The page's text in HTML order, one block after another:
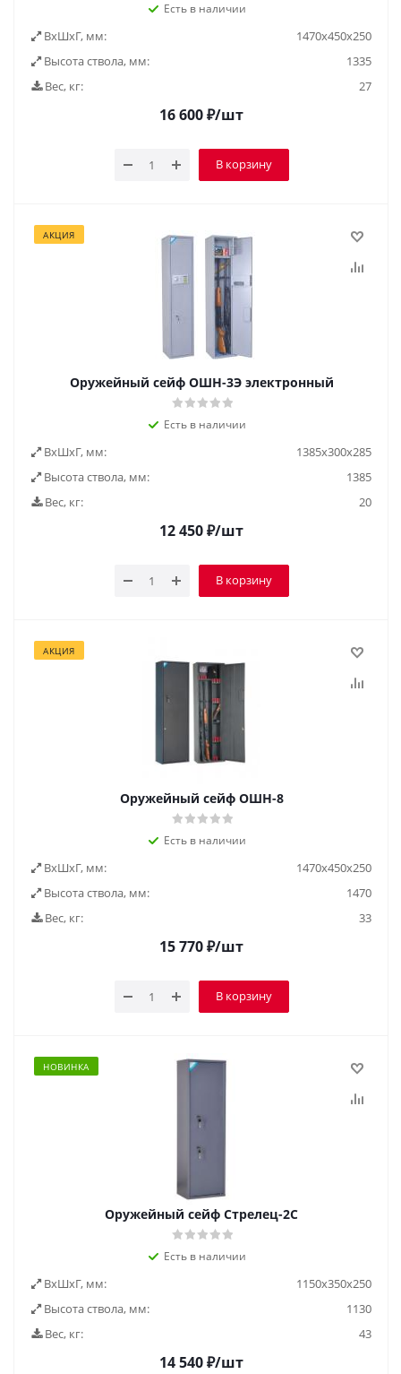
Есть в наличии
ВxШxГ, мм:
1470х450х250
Высота ствола, мм:
1335
Вес, кг:
27
16 600₽/шт
В корзину
АКЦИЯ
Оружейный сейф ОШН-3Э электронный
Есть в наличии
ВxШxГ, мм:
1385х300х285
Высота ствола, мм:
1385
Вес, кг:
20
12 450₽/шт
В корзину
АКЦИЯ
Оружейный сейф ОШН-8
Есть в наличии
ВxШxГ, мм:
1470х450х250
Высота ствола, мм:
1470
Вес, кг:
33
15 770₽/шт
В корзину
НОВИНКА
Оружейный сейф Стрелец-2С
Есть в наличии
ВxШxГ, мм:
1150x350x250
Высота ствола, мм:
1130
Вес, кг:
43
14 540₽/шт